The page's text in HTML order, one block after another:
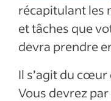
récapitulant les
et tâches que
devra prendre
Il s’agit du
Vous devrez